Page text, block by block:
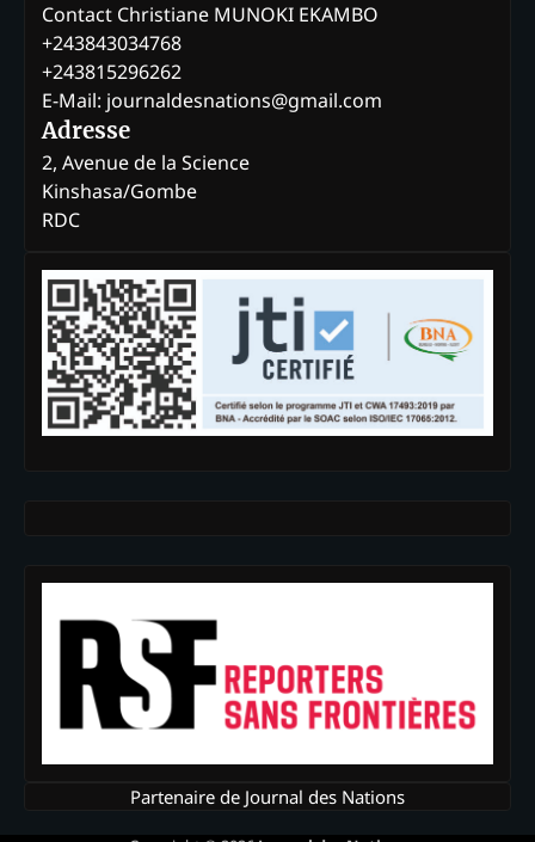
Contact Christiane MUNOKI EKAMBO
+243843034768
+243815296262
E-Mail: journaldesnations@gmail.com
Adresse
2, Avenue de la Science
Kinshasa/Gombe
RDC
Partenaire de Journal des Nations